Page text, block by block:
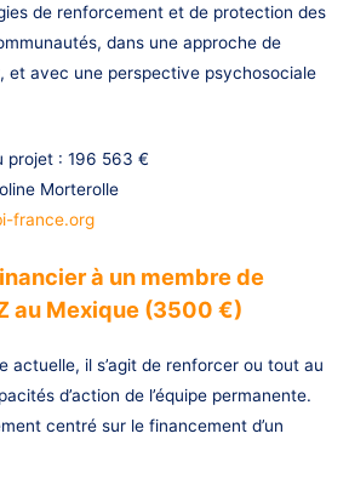
de renforcement et de protection des
dans une approche de
et avec une perspective psychosociale
projet : 196 563 €
Morterolle
france.org
à un membre de
au Mexique (3500 €)
actuelle, il s’agit de renforcer ou tout au
d’action de l’équipe permanente.
centré sur le financement d’un